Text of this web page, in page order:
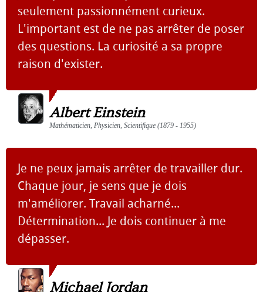
seulement passionnément curieux.
L'important est de ne pas arrêter de poser
des questions. La curiosité a sa propre
raison d'exister.
Albert Einstein
Mathématicien, Physicien, Scientifique (1879 - 1955)
Je ne peux jamais arrêter de travailler dur.
Chaque jour, je sens que je dois
m'améliorer. Travail acharné...
Détermination... Je dois continuer à me
dépasser.
Michael Jordan